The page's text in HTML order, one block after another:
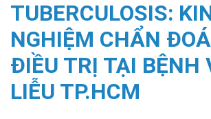
TUBERCULOSIS:
NGHIỆM CHẨN
ĐIỀU TRỊ TẠI BỆNH
LIỄU TP.HCM